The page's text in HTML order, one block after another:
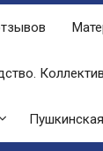
и все кто
упаковок
Коллектив